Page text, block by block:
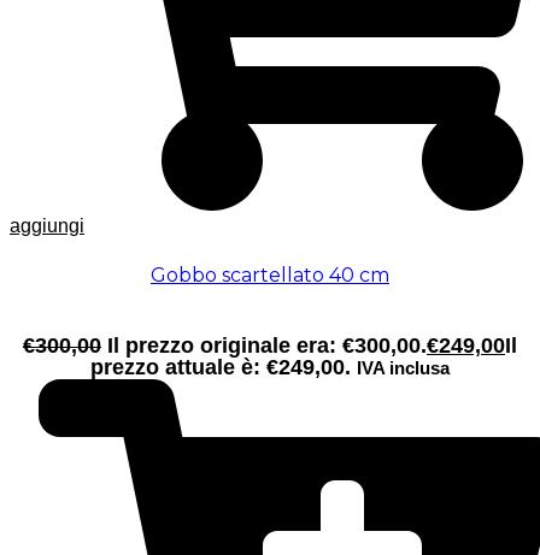
aggiungi
Gobbo scartellato 40 cm
€300,00 Il prezzo originale era: €300,00.€249,00Il
prezzo attuale è: €249,00. IVA inclusa